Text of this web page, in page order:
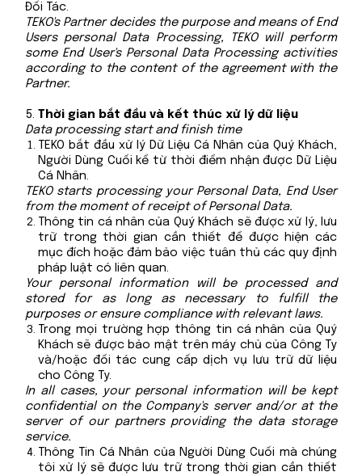
Đối Tác.
TEKO's Partner decides the purpose and means of End
Users personal Data Processing, TEKO will perform
some End User's Personal Data Processing activities
according to the content of the agreement with the
Partner.
Thời gian bắt đầu và kết thúc xử lý dữ liệu
Data processing start and finish time
TEKO bắt đầu xử lý Dữ Liệu Cá Nhân của Quý Khách,
Người Dùng Cuối kể từ thời điểm nhận được Dữ Liệu
Cá Nhân.
TEKO starts processing your Personal Data, End User
from the moment of receipt of Personal Data.
Thông tin cá nhân của Quý Khách sẽ được xử lý, lưu
trữ trong thời gian cần thiết để được hiện các
mục đích hoặc đảm bảo việc tuân thủ các quy định
pháp luật có liên quan.
Your personal information will be processed and
stored for as long as necessary to fulfill the
purposes or ensure compliance with relevant laws.
Trong mọi trường hợp thông tin cá nhân của Quý
Khách sẽ được bảo mật trên máy chủ của Công Ty
và/hoặc đối tác cung cấp dịch vụ lưu trữ dữ liệu
cho Công Ty.
In all cases, your personal information will be kept
confidential on the Company's server and/or at the
server of our partners providing the data storage
service.
Thông Tin Cá Nhân của Người Dùng Cuối mà chúng
tôi xử lý sẽ được lưu trữ trong thời gian cần thiết